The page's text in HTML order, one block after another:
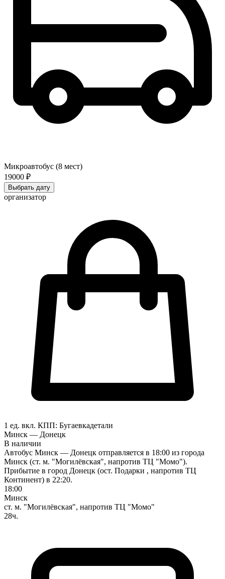
Микроавтобус (8 мест)
19000 ₽
Выбрать дату
организатор
1 ед. вкл. КПП: Бугаевкадетали
Минск — Донецк
В наличии
Автобус Минск — Донецк отправляется в 18:00 из города
Минск (ст. м. "Могилёвская", напротив ТЦ "Момо").
Прибытие в город Донецк (ост. Подарки , напротив ТЦ
Континент) в 22:20.
18:00
Минск
ст. м. "Могилёвская", напротив ТЦ "Момо"
28ч.